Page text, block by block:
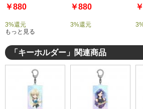
￥880
3%還元
￥880
3%還元
もっと見る
「キーホルダー」関連商品